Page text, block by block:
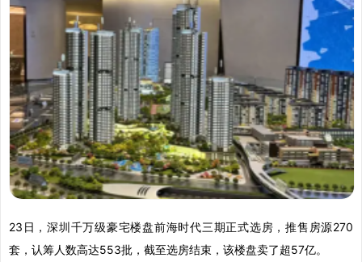
23日，深圳千万级豪宅楼盘前海时代三期正式选房，推售房源270
套，认筹人数高达553批，截至选房结束，该楼盘卖了超57亿。